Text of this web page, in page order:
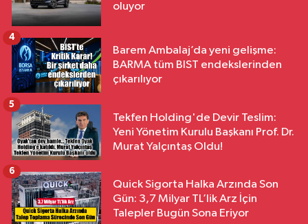
oluyor
Barem Ambalaj’da yeni gelişme:
BARMA tüm BIST endekslerinden
çıkarılıyor
4
Tekfen Holding'de Devir Teslim:
Yeni Yönetim Kurulu Başkanı Prof. Dr.
Murat Yalçıntaş Oldu!
5
Quick Sigorta Halka Arzında Son
Gün: 3,7 Milyar TL’lik Arz İçin
Talepler Bugün Sona Eriyor
6